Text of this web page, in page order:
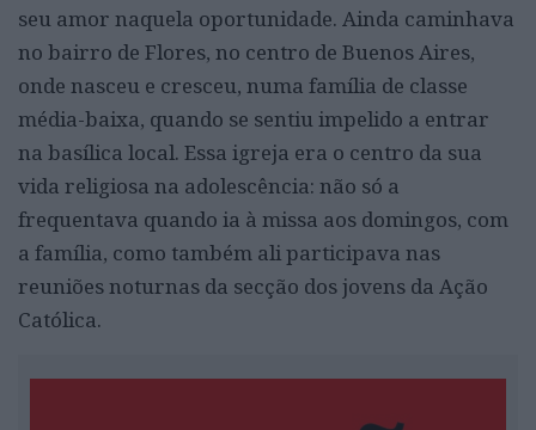
seu amor naquela oportunidade. Ainda caminhava
no bairro de Flores, no centro de Buenos Aires,
onde nasceu e cresceu, numa família de classe
média-baixa, quando se sentiu impelido a entrar
na basílica local. Essa igreja era o centro da sua
vida religiosa na adolescência: não só a
frequentava quando ia à missa aos domingos, com
a família, como também ali participava nas
reuniões noturnas da secção dos jovens da Ação
Católica.